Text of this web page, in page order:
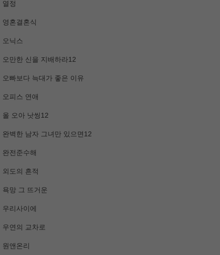
열정
영혼결혼식
오닉스
오만한 신을 지배하라12
오빠보다 늑대가 좋은 이유
오피스 연애
올 오아 낫씽12
완벽한 남자 그녀만 있으면12
완전준수해
외도의 흔적
욕망 그 뜨거운
우리사이에
우연의 교차로
원앤온리